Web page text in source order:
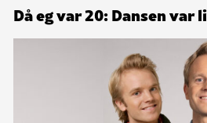
Då eg var 20: Dansen